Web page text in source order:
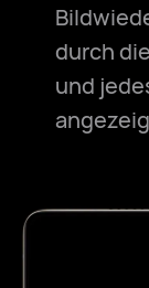
durch
und